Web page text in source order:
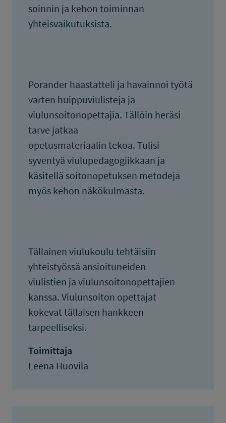
soinnin ja kehon toiminnan
yhteisvaikutuksista.
Porander haastatteli ja havainnoi työtä
varten huippuviulisteja ja
viulunsoitonopettajia. Tällöin heräsi
tarve jatkaa
opetusmateriaalin tekoa. Tulisi
syventyä viulupedagogiikkaan ja
käsitellä soitonopetuksen metodeja
myös kehon näkökulmasta.
Tällainen viulukoulu tehtäisiin
yhteistyössä ansioituneiden
viulistien ja viulunsoitonopettajien
kanssa. Viulunsoiton opettajat
kokevat tällaisen hankkeen
tarpeelliseksi.
Toimittaja
Leena Huovila